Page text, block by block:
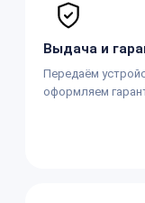
Выдача и
Передаём
оформляем